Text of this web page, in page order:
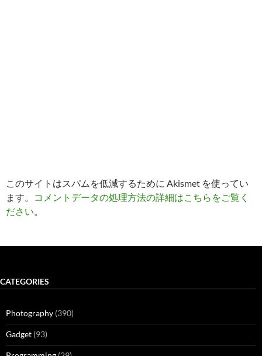
このサイトはスパムを低減するために Akismet を使ってい
ます。
コメントデータの処理方法の詳細はこちらをご覧く
ださい。
CATEGORIES
Photography (390)
Gadget (93)